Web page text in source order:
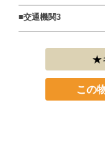
■交通機関3
この